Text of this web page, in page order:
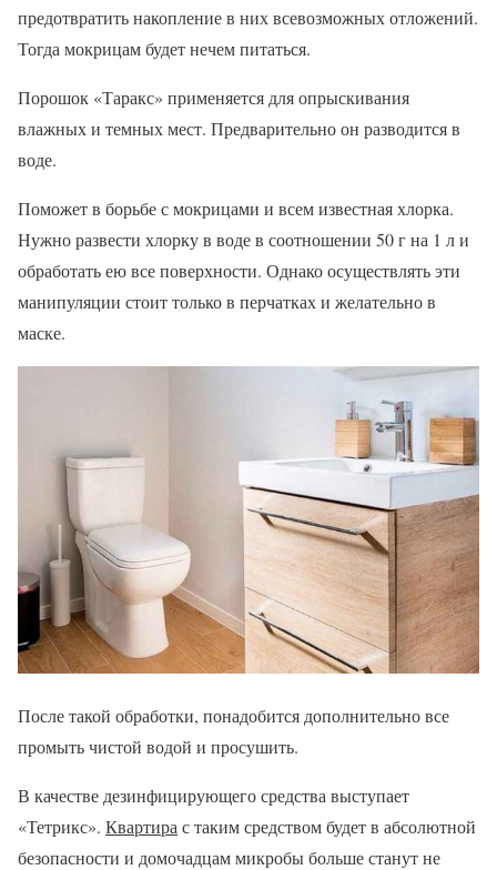
предотвратить накопление в них всевозможных отложений.
Тогда мокрицам будет нечем питаться.
Порошок «Таракс» применяется для опрыскивания
влажных и темных мест. Предварительно он разводится в
воде.
Поможет в борьбе с мокрицами и всем известная хлорка.
Нужно развести хлорку в воде в соотношении 50 г на 1 л и
обработать ею все поверхности. Однако осуществлять эти
манипуляции стоит только в перчатках и желательно в
маске.
После такой обработки, понадобится дополнительно все
промыть чистой водой и просушить.
В качестве дезинфицирующего средства выступает
«Тетрикс». Квартира с таким средством будет в абсолютной
безопасности и домочадцам микробы больше станут не